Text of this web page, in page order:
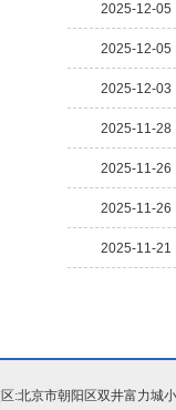
2025-12-05
2025-12-05
2025-12-03
2025-11-28
2025-11-26
2025-11-26
2025-11-21
:北京市朝阳区双井富力城